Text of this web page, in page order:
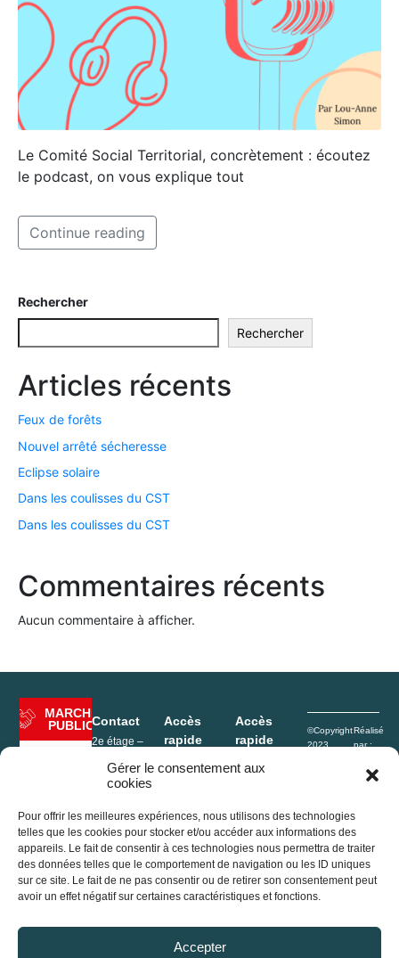
Gérer le consentement aux
cookies
Pour offrir les meilleures expériences, nous utilisons des technologies
telles que les cookies pour stocker et/ou accéder aux informations des
appareils. Le fait de consentir à ces technologies nous permettra de traiter
des données telles que le comportement de navigation ou les ID uniques
sur ce site. Le fait de ne pas consentir ou de retirer son consentement peut
avoir un effet négatif sur certaines caractéristiques et fonctions.
Accepter
Le Comité Social Territorial, concrètement : écoutez
le podcast, on vous explique tout
Continue reading
Rechercher
Rechercher
Articles récents
Feux de forêts
Nouvel arrêté sécheresse
Eclipse solaire
Dans les coulisses du CST
Dans les coulisses du CST
Commentaires récents
Aucun commentaire à afficher.
MARCHÉ
PUBLIC
Hôtel de Ville
l’Hôtel de ville
Contact
2e étage –
1, Place de
l’Hôtel de ville
Jujurieux
France
+33 (0)4 74 37
13 32
accueil@ain-
Accès
rapide
Enfance
Déchèterie
Conseil
communautaire
Accès
rapide
légales
Agenda
Actualités
©Copyright
2023
Réalisé
par :